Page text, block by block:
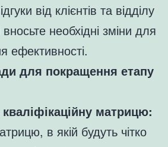
від клієнтів та відділу
необхідні зміни для
ефективності.
для покращення етапу
кваліфікаційну матрицю:
в якій будуть чітко